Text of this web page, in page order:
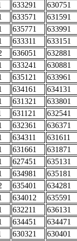
633291 630751
633571 631591
635771 633991
633311 633151
636051 632881
633241 630881
635121 633961
634161 634131
631321 633801
631121 632541
632361 636371
634311 631611
631661 631871
627451 635131
634981 635181
635401 634281
634012 635591
632211 636131
634451 634471
630321 630401